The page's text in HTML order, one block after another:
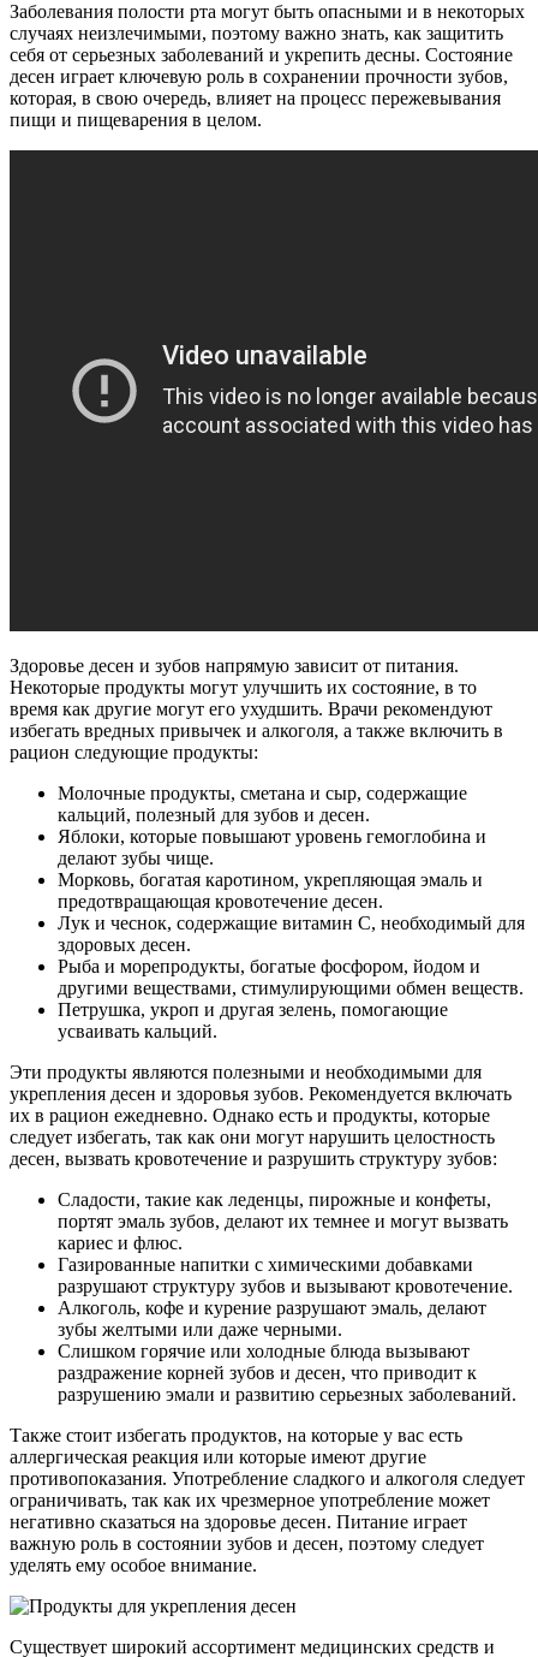
Заболевания полости рта могут быть опасными и в некоторых
случаях неизлечимыми, поэтому важно знать, как защитить
себя от серьезных заболеваний и укрепить десны. Состояние
десен играет ключевую роль в сохранении прочности зубов,
которая, в свою очередь, влияет на процесс пережевывания
пищи и пищеварения в целом.
Здоровье десен и зубов напрямую зависит от питания.
Некоторые продукты могут улучшить их состояние, в то
время как другие могут его ухудшить. Врачи рекомендуют
избегать вредных привычек и алкоголя, а также включить в
рацион следующие продукты:
Молочные продукты, сметана и сыр, содержащие
кальций, полезный для зубов и десен.
Яблоки, которые повышают уровень гемоглобина и
делают зубы чище.
Морковь, богатая каротином, укрепляющая эмаль и
предотвращающая кровотечение десен.
Лук и чеснок, содержащие витамин С, необходимый для
здоровых десен.
Рыба и морепродукты, богатые фосфором, йодом и
другими веществами, стимулирующими обмен веществ.
Петрушка, укроп и другая зелень, помогающие
усваивать кальций.
Эти продукты являются полезными и необходимыми для
укрепления десен и здоровья зубов. Рекомендуется включать
их в рацион ежедневно. Однако есть и продукты, которые
следует избегать, так как они могут нарушить целостность
десен, вызвать кровотечение и разрушить структуру зубов:
Сладости, такие как леденцы, пирожные и конфеты,
портят эмаль зубов, делают их темнее и могут вызвать
кариес и флюс.
Газированные напитки с химическими добавками
разрушают структуру зубов и вызывают кровотечение.
Алкоголь, кофе и курение разрушают эмаль, делают
зубы желтыми или даже черными.
Слишком горячие или холодные блюда вызывают
раздражение корней зубов и десен, что приводит к
разрушению эмали и развитию серьезных заболеваний.
Также стоит избегать продуктов, на которые у вас есть
аллергическая реакция или которые имеют другие
противопоказания. Употребление сладкого и алкоголя следует
ограничивать, так как их чрезмерное употребление может
негативно сказаться на здоровье десен. Питание играет
важную роль в состоянии зубов и десен, поэтому следует
уделять ему особое внимание.
Существует широкий ассортимент медицинских средств и